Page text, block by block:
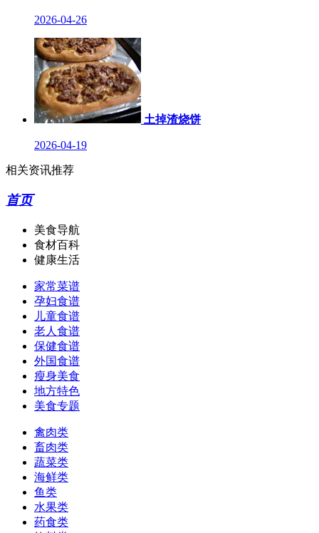
2026-04-26
土掉渣烧饼
2026-04-19
相关资讯推荐
首页
美食导航
食材百科
健康生活
家常菜谱
孕妇食谱
儿童食谱
老人食谱
保健食谱
外国食谱
瘦身美食
地方特色
美食专题
禽肉类
畜肉类
蔬菜类
海鲜类
鱼类
水果类
药食类